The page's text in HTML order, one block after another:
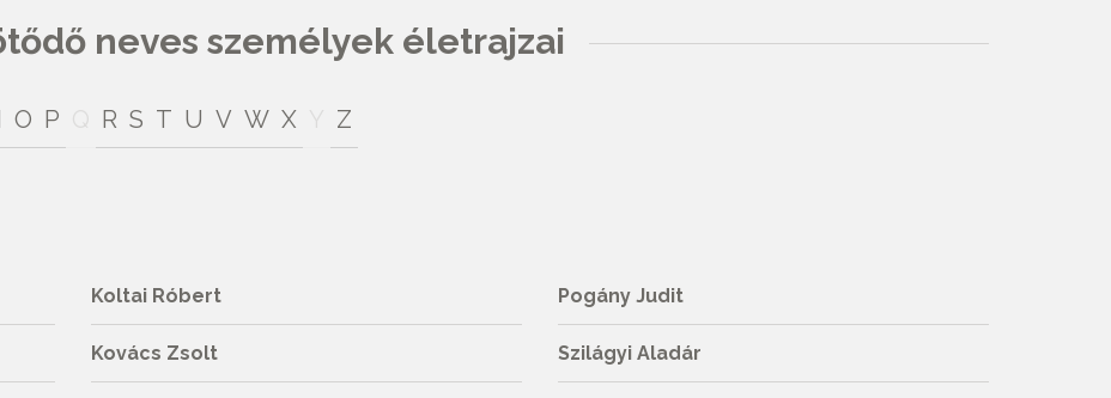
neves személyek életrajzai
O P R S T U V W X Z
Koltai Róbert
Kovács Zsolt
Pogány Judit
Szilágyi Aladár